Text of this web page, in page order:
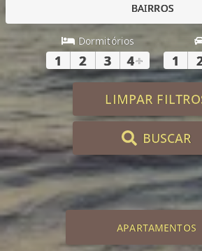
BAIRROS
Dormitórios
1 2 3 4+ 1
LIMPAR
BUSCAR
APARTAMENTOS